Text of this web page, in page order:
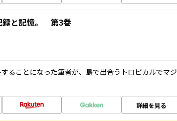
録と記憶。 第3巻
ることになった筆者が、島で出合うトロピカルでマジ
詳細を見る